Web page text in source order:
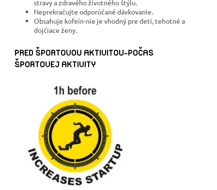
stravy a zdravého životného štýlu.
Neprekračujte odporúčané dávkovanie.
Obsahuje kofeín-nie je vhodný pre deti, tehotné a
dojčiace ženy.
PRED ŠPORTOVOU AKTIVITOU-POČAS
ŠPORTOVEJ AKTIVITY